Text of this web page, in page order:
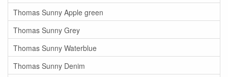
Thomas Sunny Apple green
Thomas Sunny Grey
Thomas Sunny Waterblue
Thomas Sunny Denim